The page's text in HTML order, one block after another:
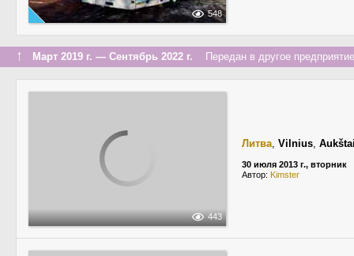
548
↑ Март 2019 г. — Сентябрь 2022 г. Передан в другое
443
Литва, Vilnius,
30 июля 2013 г., вторник
Автор: Kimster